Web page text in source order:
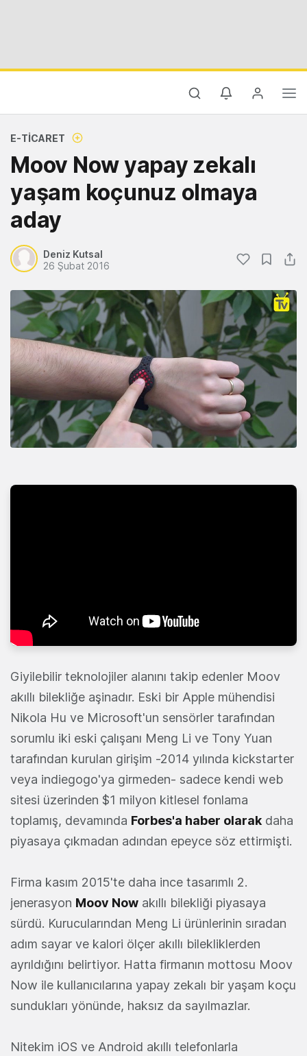
E-TICARET
Moov Now yapay zekalı
yaşam koçunuz olmaya
aday
Deniz Kutsal
26 Şubat 2016
Giyilebilir teknolojiler alanını takip edenler Moov
akıllı bilekliğe aşinadır. Eski bir Apple mühendisi
Nikola Hu ve Microsoft'un sensörler tarafından
sorumlu iki eski çalışanı Meng Li ve Tony Yuan
tarafından kurulan girişim -2014 yılında kickstarter
veya indiegogo'ya girmeden- sadece kendi web
sitesi üzerinden $1 milyon kitlesel fonlama
toplamış, devamında Forbes'a haber olarak daha
piyasaya çıkmadan adından epeyce söz ettirmişti.
Firma kasım 2015'te daha ince tasarımlı 2.
jenerasyon Moov Now akıllı bilekliği piyasaya
sürdü. Kurucularından Meng Li ürünlerinin sıradan
adım sayar ve kalori ölçer akıllı bilekliklerden
ayrıldığını belirtiyor. Hatta firmanın mottosu Moov
Now ile kullanıcılarına yapay zekalı bir yaşam koçu
sundukları yönünde, haksız da sayılmazlar.
Nitekim iOS ve Android akıllı telefonlarla